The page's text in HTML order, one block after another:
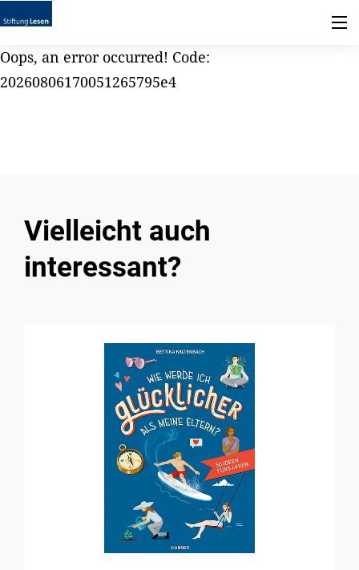
Oops, an error occurred! Code:
20260806170051265795e4
Vielleicht auch
interessant?